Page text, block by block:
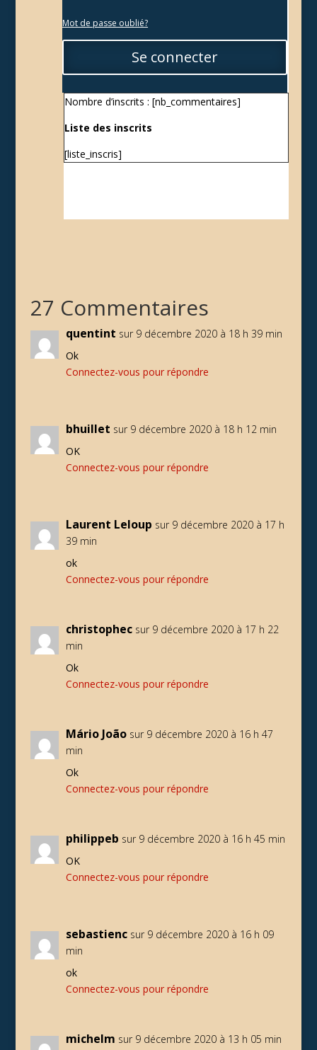
Mot de passe oublié?
Se connecter
Nombre d’inscrits : [nb_commentaires]
Liste des inscrits
[liste_inscris]
27 Commentaires
quentint sur 9 décembre 2020 à 18 h 39 min
Ok
Connectez-vous pour répondre
bhuillet sur 9 décembre 2020 à 18 h 12 min
OK
Connectez-vous pour répondre
Laurent Leloup sur 9 décembre 2020 à 17 h
39 min
ok
Connectez-vous pour répondre
christophec sur 9 décembre 2020 à 17 h 22
min
Ok
Connectez-vous pour répondre
Mário João sur 9 décembre 2020 à 16 h 47
min
Ok
Connectez-vous pour répondre
philippeb sur 9 décembre 2020 à 16 h 45 min
OK
Connectez-vous pour répondre
sebastienc sur 9 décembre 2020 à 16 h 09
min
ok
Connectez-vous pour répondre
michelm sur 9 décembre 2020 à 13 h 05 min